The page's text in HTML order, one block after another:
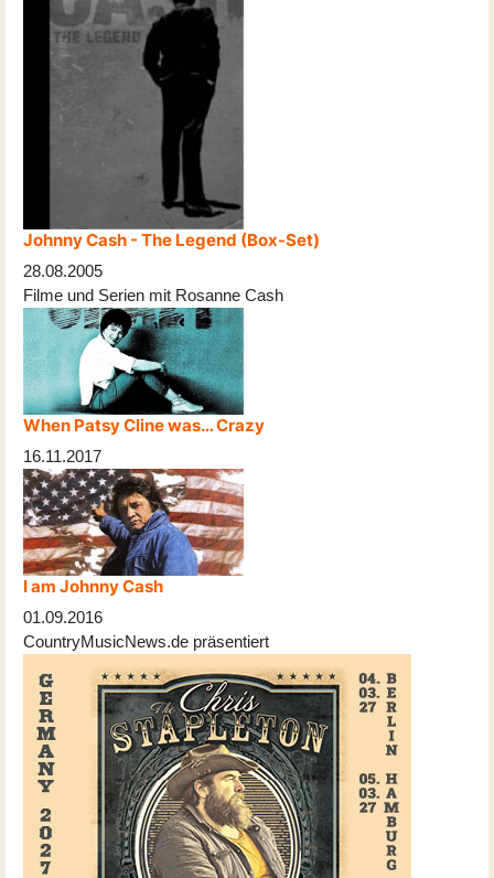
Johnny Cash - The Legend (Box-Set)
28.08.2005
Filme und Serien mit Rosanne Cash
When Patsy Cline was… Crazy
16.11.2017
I am Johnny Cash
01.09.2016
CountryMusicNews.de präsentiert